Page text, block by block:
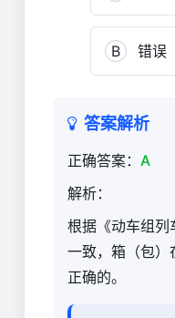
B 错误
答案解析
正确答案： A
解析：
根据《动车组列
一致，箱（包）
正确的。